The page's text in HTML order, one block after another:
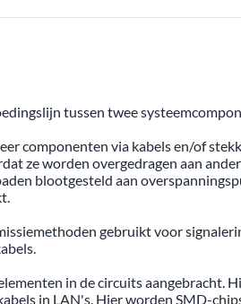
tussen twee
componenten via kabels en/of
ze worden overgedragen aan
blootgesteld aan
gebruikt voor
in de circuits
in LAN's. Hier worden SMD-